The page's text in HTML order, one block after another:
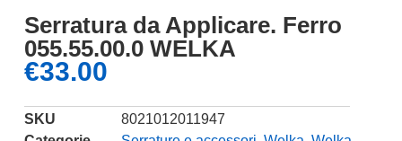
Serratura da Applicare. Ferro
055.55.00.0 WELKA
€33.00
SKU
8021012011947